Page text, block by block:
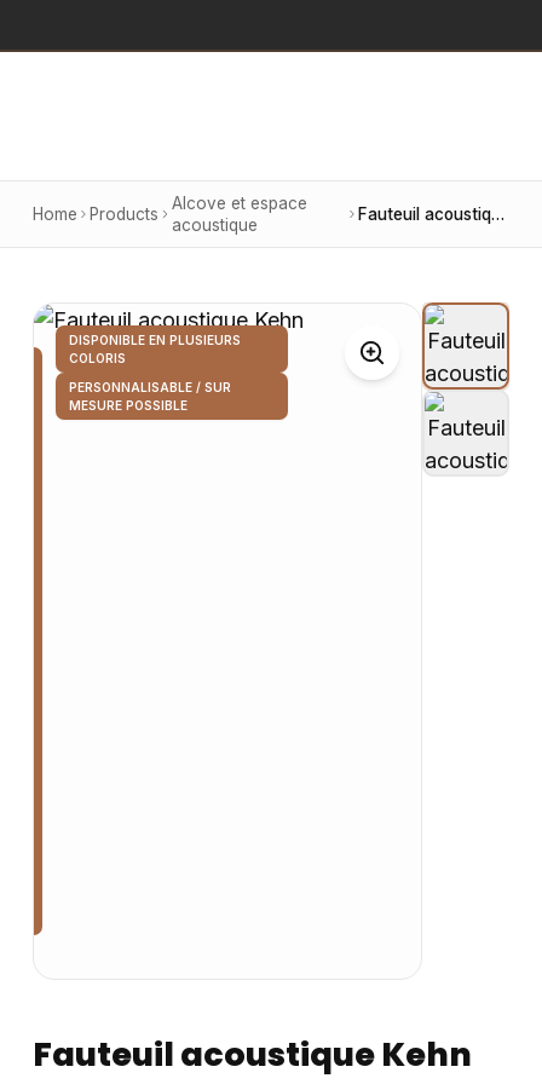
Home Products
Alcove et espace
acoustique
Fauteuil acoustique Kehn
DISPONIBLE EN PLUSIEURS
COLORIS
PERSONNALISABLE / SUR
MESURE POSSIBLE
Fauteuil acoustique Kehn